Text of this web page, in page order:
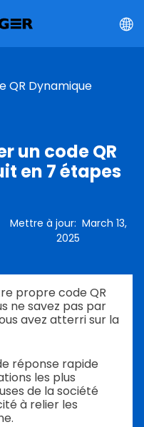
QR Dynamique
un code QR
en 7 étapes
Mettre à jour: March 13,
2025
propre code QR
ne savez pas par
avez atterri sur la
réponse rapide
les plus
de la société
à relier les